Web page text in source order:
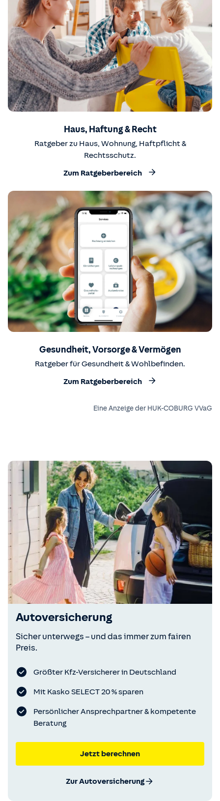
Haus, Haftung & Recht
Ratgeber zu Haus, Wohnung, Haftpflicht &
Rechtsschutz.
Zum Ratgeberbereich
Gesundheit, Vorsorge & Vermögen
Ratgeber für Gesundheit & Wohlbefinden.
Zum Ratgeberbereich
Eine Anzeige der HUK-COBURG VVaG
Autoversicherung
Sicher unterwegs – und das immer zum fairen
Preis.
Größter Kfz-Versicherer in Deutschland
Mit Kasko SELECT 20 % sparen
Persönlicher Ansprechpartner & kompetente
Beratung
Jetzt berechnen
Zur Autoversicherung